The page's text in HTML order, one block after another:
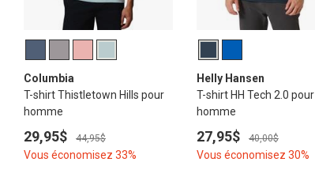
Columbia
T-shirt Thistletown Hills pour
homme
29,95$ 44,95$
Vous économisez 33%
Helly Hansen
T-shirt HH Tech 2.0 pour
homme
27,95$ 40,00$
Vous économisez 30%